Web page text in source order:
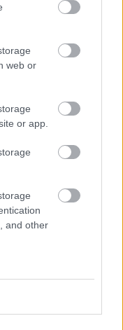
web or
or app.
and other